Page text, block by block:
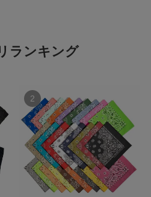
ランキング